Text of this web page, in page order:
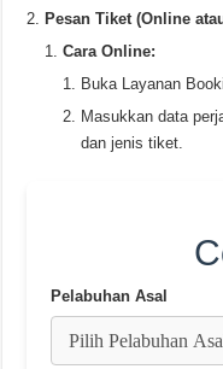
Pesan Tiket (Online
Cara Online:
Buka Layanan
Masukkan data
dan jenis tiket.
Pelabuhan Asal